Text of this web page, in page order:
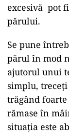
excesivă pot
părului.
Se pune
părul în mod
ajutorul unui
simplu,
trăgând
rămase în
situația este